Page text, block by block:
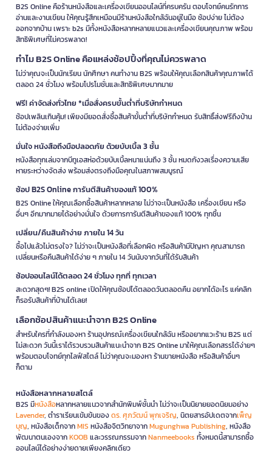
B2S Online คือร้านหนังสือและเครื่องเขียนออนไลน์ที่ครบครัน ตอบโจทย์คนรักการ
อ่านและงานเขียน ให้คุณรู้สึกเหมือนมีร้านหนังสือใกล้ฉันอยู่ในมือ ช้อปง่าย ไม่ต้อง
ออกจากบ้าน เพราะ b2s มีทั้งหนังสือหลากหลายแนวและเครื่องเขียนคุณภาพ พร้อม
สิทธิพิเศษที่ไม่ควรพลาด!
ทำไม B2S Online คือแหล่งช้อปปิ้งที่คุณไม่ควรพลาด
ไม่ว่าคุณจะเป็นนักเรียน นักศึกษา คนทำงาน B2S พร้อมให้คุณเลือกสินค้าคุณภาพได้
ตลอด 24 ชั่วโมง พร้อมโปรโมชั่นและสิทธิพิเศษมากมาย
ฟรี! ค่าจัดส่งทั่วไทย *เมื่อสั่งครบขั้นต่ำที่บริษัทกำหนด
ช้อปเพลินเกินคุ้ม! เพียงมียอดสั่งซื้อสินค้าขั้นต่ำที่บริษัทกำหนด รับสิทธิ์ส่งฟรีถึงบ้าน
ไม่ต้องจ่ายเพิ่ม
มั่นใจ หนังสือถึงมือปลอดภัย ด้วยบับเบิ้ล 3 ชั้น
หนังสือทุกเล่มจากบีทูเอสห่อด้วยบับเบิ้ลหนาแน่นถึง 3 ชั้น หมดกังวลเรื่องความเสีย
หายระหว่างจัดส่ง พร้อมส่งตรงถึงมือคุณในสภาพสมบูรณ์
ช้อป B2S Online การันตีสินค้าของแท้ 100%
B2S Online ให้คุณเลือกซื้อสินค้าหลากหลาย ไม่ว่าจะเป็นหนังสือ เครื่องเขียน หรือ
อื่นๆ อีกมากมายได้อย่างมั่นใจ ด้วยการการันตีสินค้าของแท้ 100% ทุกชิ้น
เปลี่ยน/คืนสินค้าง่าย ภายใน 14 วัน
ซื้อไปแล้วไม่ตรงใจ? ไม่ว่าจะเป็นหนังสือที่เลือกผิด หรือสินค้ามีปัญหา คุณสามารถ
เปลี่ยนหรือคืนสินค้าได้ง่าย ๆ ภายใน 14 วันนับจากวันที่ได้รับสินค้า
ช้อปออนไลน์ได้ตลอด 24 ชั่วโมง ทุกที่ ทุกเวลา
สะดวกสุดๆ! B2S online เปิดให้คุณช้อปได้ตลอดวันตลอดคืน อยากได้อะไร แค่คลิก
ก็รอรับสินค้าที่บ้านได้เลย!
เลือกช้อปสินค้าแนะนำจาก B2S Online
สำหรับใครที่กำลังมองหา ร้านอุปกรณ์เครื่องเขียนใกล้ฉัน หรืออยากแวะร้าน B2S แต่
ไม่สะดวก วันนี้เราได้รวบรวมสินค้าแนะนำจาก B2S Online มาให้คุณเลือกสรรได้ง่ายๆ
พร้อมตอบโจทย์ทุกไลฟ์สไตล์ ไม่ว่าคุณจะมองหา ร้านขายหนังสือ หรือสินค้าอื่นๆ
ก็ตาม
หนังสือหลากหลายสไตล์
B2S มีหนังสือหลากหลายแนวจากสำนักพิมพ์ชั้นนำ ไม่ว่าจะเป็นนิยายยอดนิยมอย่าง
Lavender, ตำราเรียนเข้มข้นของดร. ศุภวัฒน์ พุกเจริญ, นิตยสารอัปเดตจากเพ็ญ
บุญ, หนังสือเด็กจากMIS หนังสือจิตวิทยาจากMugunghwa Publishing, หนังสือ
พัฒนาตนเองจากKOOB และวรรณกรรมจากNanmeebooks ทั้งหมดนี้สามารถซื้อ
ออนไลน์ได้อย่างง่ายดายเพียงคลิกเดียว